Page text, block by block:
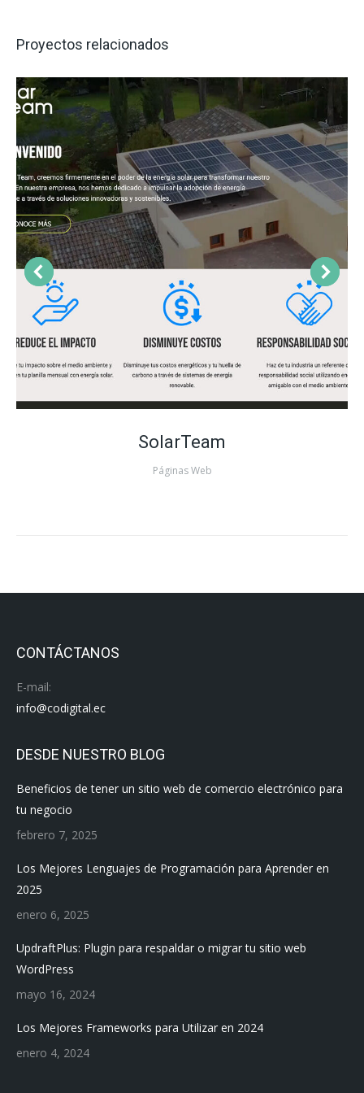
Proyectos relacionados
SolarTeam
Páginas Web
CONTÁCTANOS
E-mail:
info@codigital.ec
DESDE NUESTRO BLOG
Beneficios de tener un sitio web de comercio electrónico para
tu negocio
febrero 7, 2025
Los Mejores Lenguajes de Programación para Aprender en
2025
enero 6, 2025
UpdraftPlus: Plugin para respaldar o migrar tu sitio web
WordPress
mayo 16, 2024
Los Mejores Frameworks para Utilizar en 2024
enero 4, 2024